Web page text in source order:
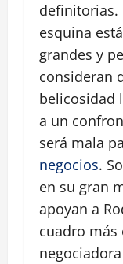
definitorias.
esquina
grandes y
consideran
belicosidad
a un
será mala
negocios.
en su gran
apoyan a
cuadro más